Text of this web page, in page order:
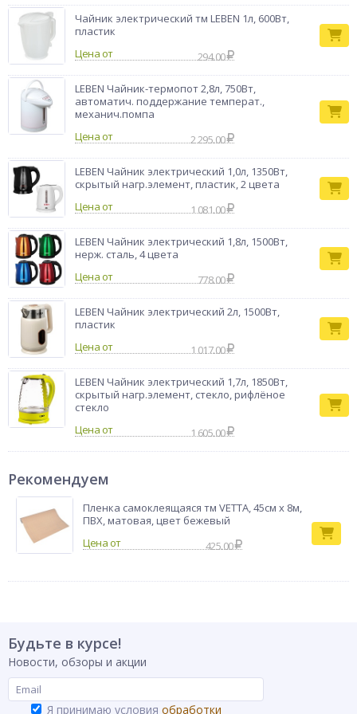
Чайник электрический тм LEBEN 1л, 600Вт,
пластик
Цена от
294.00
LEBEN Чайник-термопот 2,8л, 750Вт,
автоматич. поддержание температ.,
механич.помпа
Цена от
2 295.00
LEBEN Чайник электрический 1,0л, 1350Вт,
скрытый нагр.элемент, пластик, 2 цвета
Цена от
1 081.00
LEBEN Чайник электрический 1,8л, 1500Вт,
нерж. сталь, 4 цвета
Цена от
778.00
LEBEN Чайник электрический 2л, 1500Вт,
пластик
Цена от
1 017.00
LEBEN Чайник электрический 1,7л, 1850Вт,
скрытый нагр.элемент, стекло, рифлёное
стекло
Цена от
1 605.00
Рекомендуем
Пленка самоклеящаяся тм VETTA, 45см x 8м,
ПВХ, матовая, цвет бежевый
425.00
Будьте в курсе!
Новости, обзоры и акции
Я принимаю условия обработки